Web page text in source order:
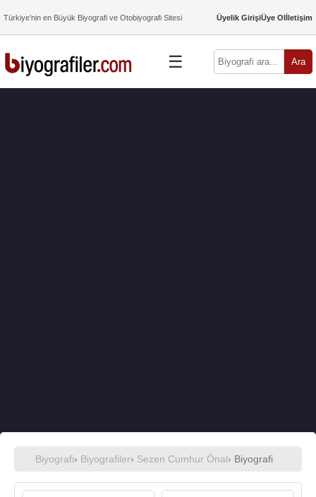
Türkiye’nin en Büyük Biyografi ve Otobiyografi Sitesi Üyelik GirişiÜye Olİletişim
☰ Ara
Biyografi› Biyografiler› Sezen Cumhur Önal› Biyografi